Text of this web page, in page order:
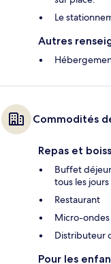
Le
Autres
Commodités
Repas et
Buffet
tous les jours
Restaurant
Micro-ondes
Distributeur
Pour les